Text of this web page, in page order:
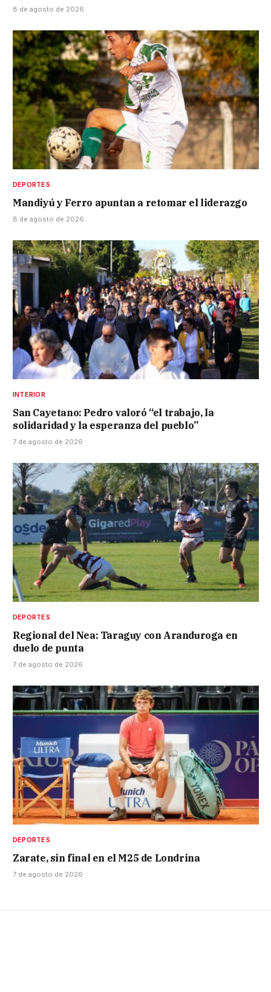
8 de agosto de 2026
DEPORTES
Mandiyú y Ferro apuntan a retomar el liderazgo
8 de agosto de 2026
INTERIOR
San Cayetano: Pedro valoró “el trabajo, la
solidaridad y la esperanza del pueblo”
7 de agosto de 2026
DEPORTES
Regional del Nea: Taraguy con Aranduroga en
duelo de punta
7 de agosto de 2026
DEPORTES
Zarate, sin final en el M25 de Londrina
7 de agosto de 2026